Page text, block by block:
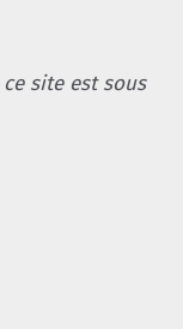
site est sous